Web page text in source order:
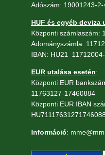
Adószám: 19001243-2-
HUF és egyéb deviza
Központi számlaszám:
Adományszámla:
IBAN: HU21
EUR utalása esetén:
Központi EUR
11763127-17460884
Központi EUR IBAN
Információ: